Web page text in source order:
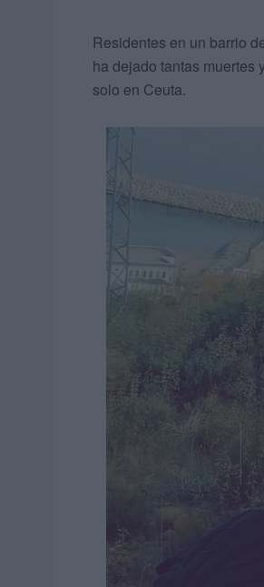
Residentes en un barrio
ha dejado tantas muertes
solo en Ceuta.